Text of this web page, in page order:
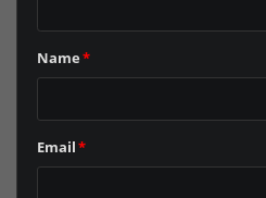
Name*
Email*